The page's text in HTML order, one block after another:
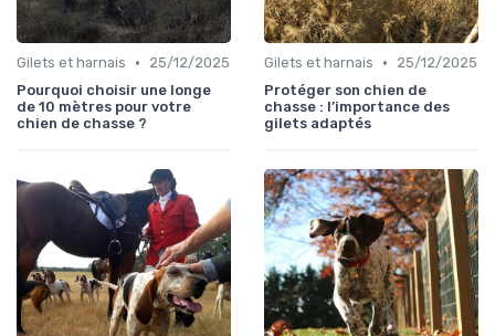
Gilets et harnais •
25/12/2025
Pourquoi choisir une longe
de 10 mètres pour votre
chien de chasse ?
Gilets et harnais •
25/12/2025
Protéger son chien de
chasse : l’importance des
gilets adaptés